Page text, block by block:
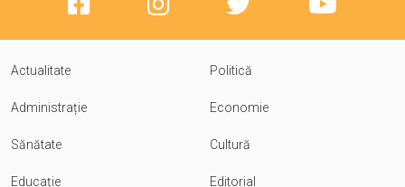
Actualitate Politică
Administrație Economie
Sănătate Cultură
Educație Editorial